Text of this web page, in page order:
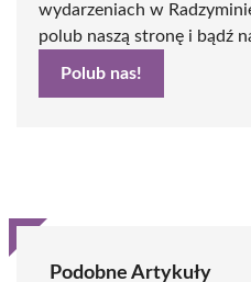
wydarzeniach w
polub naszą stronę i bądź
Polub nas!
Podobne Artykuły